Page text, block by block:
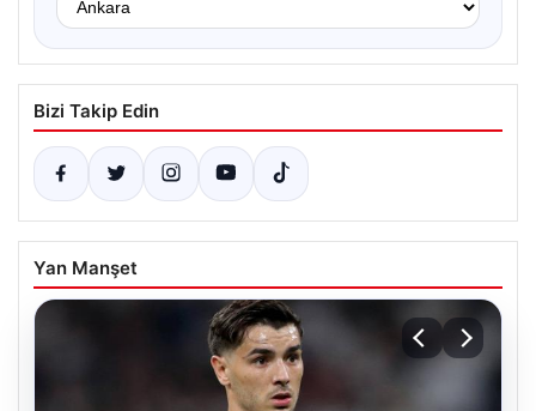
Bizi Takip Edin
Yan Manşet